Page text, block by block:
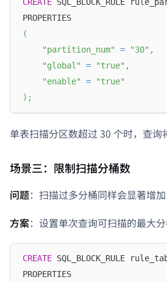
PROPERTIES
(
"partition_num"
= "30" ,
"global"
= "true" ,
"enable"
=
"true"
) ;
单表扫描分区数超过 30 个时，查询
场景三：限制扫描分桶数
问题：扫描过多分桶同样会显著增加
方案：设置单次查询可扫描的最大分
CREATE SQL_BLOCK_RULE
PROPERTIES